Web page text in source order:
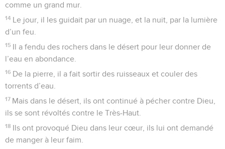
comme un grand mur.
14 Le jour, il les guidait par un nuage, et la nuit, par la lumière
d’un feu.
15 Il a fendu des rochers dans le désert pour leur donner de
l’eau en abondance.
16 De la pierre, il a fait sortir des ruisseaux et couler des
torrents d’eau.
17 Mais dans le désert, ils ont continué à pécher contre Dieu,
ils se sont révoltés contre le Très-Haut.
18 Ils ont provoqué Dieu dans leur cœur, ils lui ont demandé
de manger à leur faim.